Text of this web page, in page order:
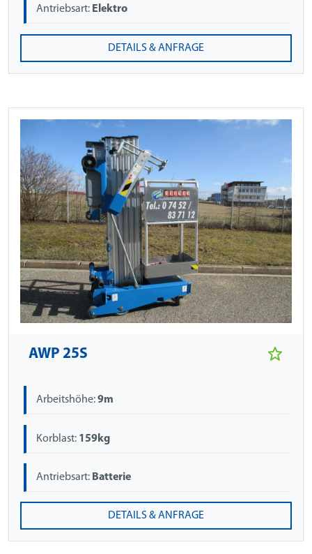
Antriebsart: Elektro
DETAILS & ANFRAGE
AWP 25S
Arbeitshöhe:9m
Korblast: 159kg
Antriebsart: Batterie
DETAILS & ANFRAGE